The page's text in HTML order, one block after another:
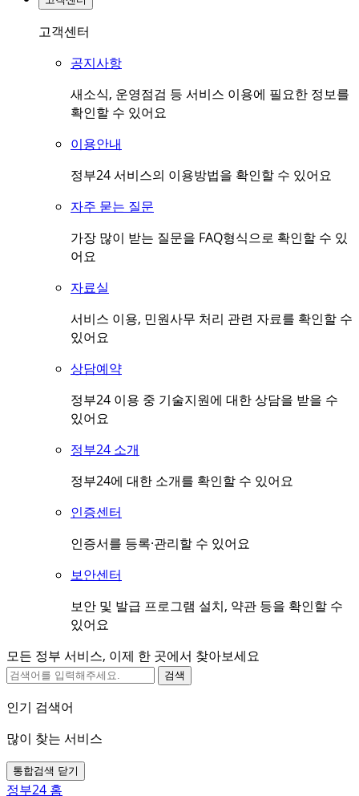
고객센터
공지사항
새소식, 운영점검 등 서비스 이용에 필요한 정보를
확인할 수 있어요
이용안내
정부24 서비스의 이용방법을 확인할 수 있어요
자주 묻는 질문
가장 많이 받는 질문을 FAQ형식으로 확인할 수 있
어요
자료실
서비스 이용, 민원사무 처리 관련 자료를 확인할 수
있어요
상담예약
정부24 이용 중 기술지원에 대한 상담을 받을 수
있어요
정부24 소개
정부24에 대한 소개를 확인할 수 있어요
인증센터
인증서를 등록·관리할 수 있어요
보안센터
보안 및 발급 프로그램 설치, 약관 등을 확인할 수
있어요
모든 정부 서비스, 이제 한 곳에서 찾아보세요
검색
인기 검색어
많이 찾는 서비스
통합검색 닫기
정부24 홈